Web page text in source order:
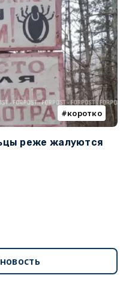
коротко
реже жалуются